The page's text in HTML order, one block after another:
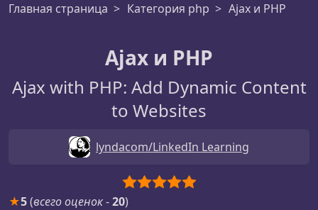
Главная страница Категория php Ajax и PHP
Ajax и PHP
Ajax with PHP: Add Dynamic Content
to Websites
lyndacom/LinkedIn Learning
★5(всего оценок-20)